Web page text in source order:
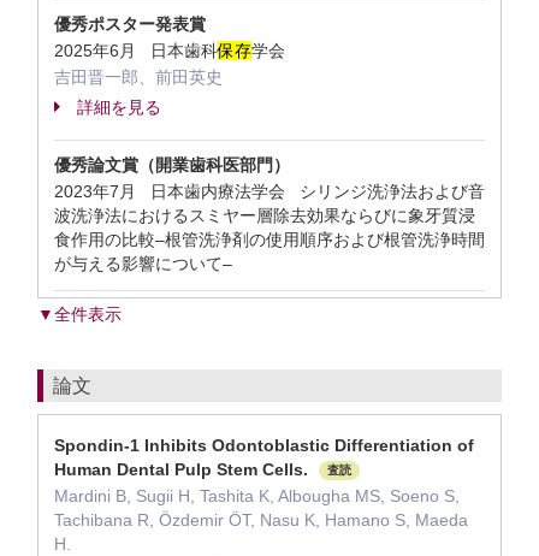
優秀ポスター発表賞
2025年6月 日本歯科保存学会
吉田晋一郎、前田英史
詳細を見る
優秀論文賞（開業歯科医部門）
2023年7月 日本歯内療法学会 シリンジ洗浄法および音
波洗浄法におけるスミヤー層除去効果ならびに象牙質浸
食作用の比較–根管洗浄剤の使用順序および根管洗浄時間
が与える影響について–
▼全件表示
論文
Spondin-1 Inhibits Odontoblastic Differentiation of
Human Dental Pulp Stem Cells.
査読
Mardini B, Sugii H, Tashita K, Albougha MS, Soeno S,
Tachibana R, Özdemir ÖT, Nasu K, Hamano S, Maeda
H.